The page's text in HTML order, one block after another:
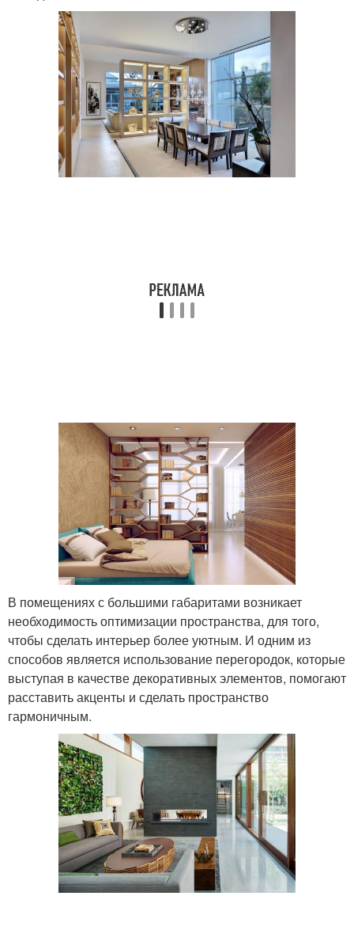
В помещениях с большими габаритами возникает
необходимость оптимизации пространства, для того,
чтобы сделать интерьер более уютным. И одним из
способов является использование перегородок, которые
выступая в качестве декоративных элементов, помогают
расставить акценты и сделать пространство
гармоничным.